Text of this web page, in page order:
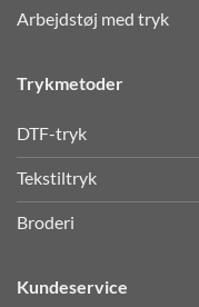
Arbejdstøj med tryk
Trykmetoder
DTF-tryk
Tekstiltryk
Broderi
Kundeservice